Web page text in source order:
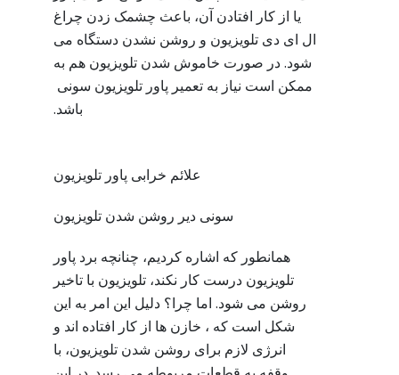
یا از کار افتادن آن، باعث چشمک زدن چراغ
ال ای دی تلویزیون و روشن نشدن دستگاه می
شود. در صورت خاموش شدن تلویزیون هم به
ممکن است نیاز به تعمیر پاور تلویزیون سونی
باشد.
علائم خرابی پاور تلویزیون
سونی دیر روشن شدن تلویزیون
همانطور که اشاره کردیم، چنانچه برد پاور
تلویزیون درست کار نکند، تلویزیون با تاخیر
روشن می شود. اما چرا؟ دلیل این امر به این
شکل است که ، خازن ها از کار افتاده اند و
انرژی لازم برای روشن شدن تلویزیون، با